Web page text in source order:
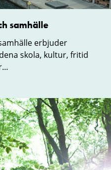
samhälle
erbjuder
skola, kultur, fritid